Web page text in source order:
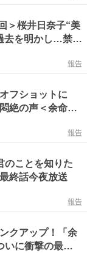
＞桜井日奈子“美
去を明かし…禁断
が閉幕
報告
フショットに
絶の声＜余命3
報告
のことを知りた
終話今夜放送
報告
クアップ！「余
いに衝撃の最終